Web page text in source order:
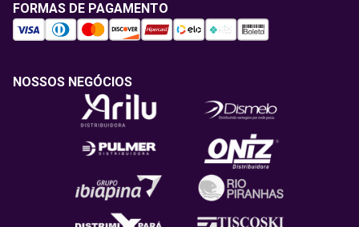
FORMAS DE PAGAMENTO
NOSSOS NEGÓCIOS